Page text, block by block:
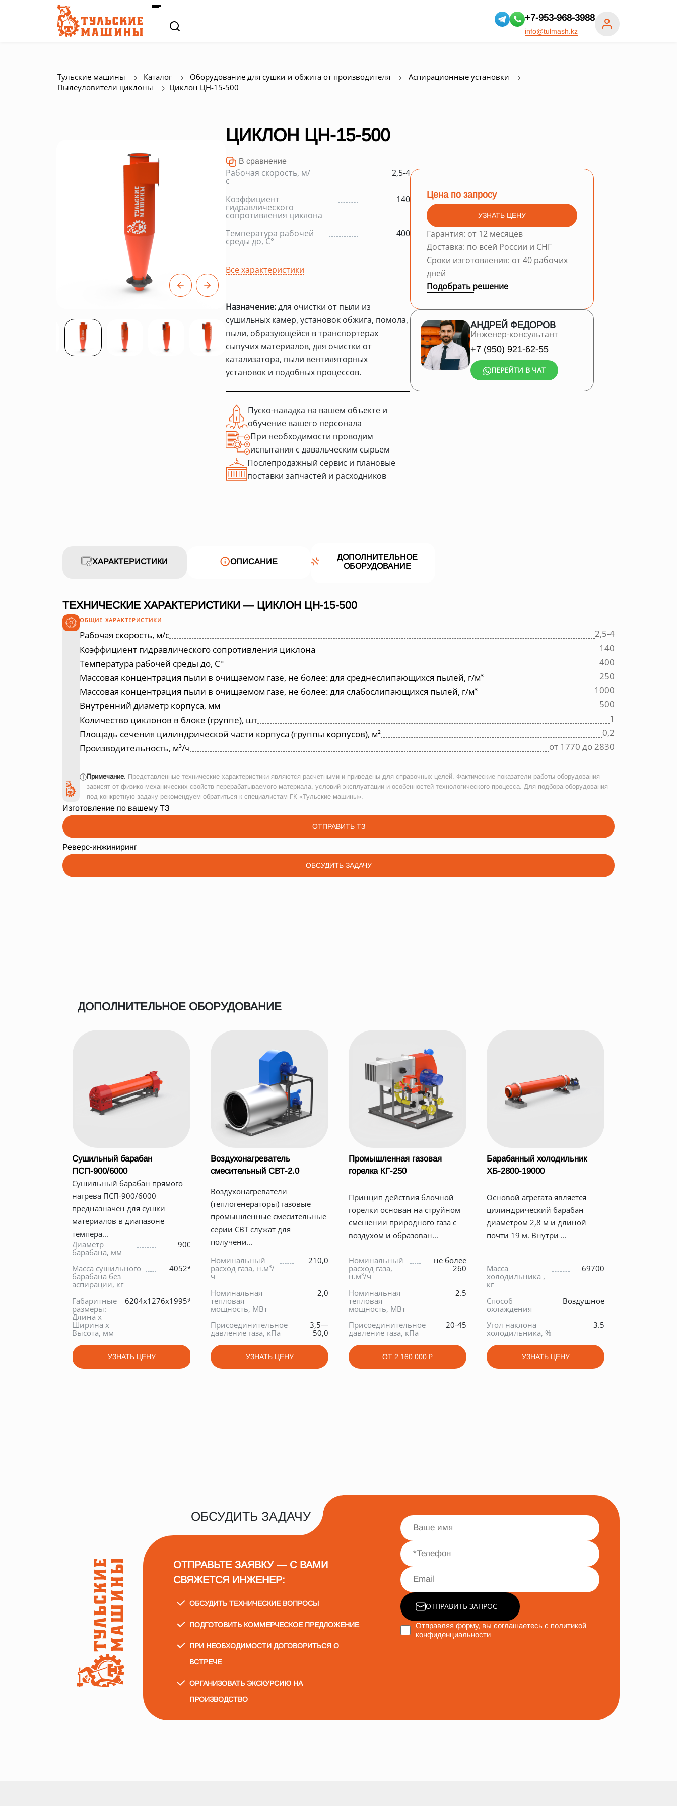
+7-953-968-3988
info@tulmash.kz
Тульские машины Каталог Оборудование для сушки и обжига от производителя
Аспирационные установки
Пылеуловители циклоны
Циклон ЦН-15-500
ЦИКЛОН ЦН-15-500
В сравнение
Рабочая скорость, м/
с
2,5-4
Коэффициент
гидравлического
сопротивления циклона
140
Температура рабочей
среды до, С°
400
Все характеристики
Назначение:для очистки от пыли из
сушильных камер, установок обжига, помола,
пыли, образующейся в транспортерах
сыпучих материалов, для очистки от
катализатора, пыли вентиляторных
установок и подобных процессов.
Пуско-наладка на вашем объекте и
обучение вашего персонала
При необходимости проводим
испытания с давальческим сырьем
Послепродажный сервис и плановые
поставки запчастей и расходников
Цена по запросу
УЗНАТЬ ЦЕНУ
Гарантия: от 12 месяцев
Доставка: по всей России и СНГ
Сроки изготовления: от 40 рабочих
дней
Подобрать решение
АНДРЕЙ ФЕДОРОВ
Инженер-консультант
+7 (950) 921-62-55
ПЕРЕЙТИ В ЧАТ
ХАРАКТЕРИСТИКИ ОПИСАНИЕ
ДОПОЛНИТЕЛЬНОЕ
ОБОРУДОВАНИЕ
ТЕХНИЧЕСКИЕ ХАРАКТЕРИСТИКИ — ЦИКЛОН ЦН-15-500
ОБЩИЕ ХАРАКТЕРИСТИКИ
Рабочая скорость, м/с
2,5-4
Коэффициент гидравлического сопротивления циклона
140
Температура рабочей среды до, С°
400
Массовая концентрация пыли в очищаемом газе, не более: для среднеслипающихся пылей, г/м³
250
Массовая концентрация пыли в очищаемом газе, не более: для слабослипающихся пылей, г/м³
1000
Внутренний диаметр корпуса, мм
500
Количество циклонов в блоке (группе), шт
1
Площадь сечения цилиндрической части корпуса (группы корпусов), м²
0,2
Производительность, м³/ч
от 1770 до 2830
ⓘПримечание. Представленные технические характеристики являются расчетными и приведены для справочных целей. Фактические показатели работы оборудования
зависят от физико-механических свойств перерабатываемого материала, условий эксплуатации и особенностей технологического процесса. Для подбора оборудования
под конкретную задачу рекомендуем обратиться к специалистам ГК «Тульские машины».
Изготовление по вашему ТЗ
ОТПРАВИТЬ ТЗ
Реверс-инжиниринг
ОБСУДИТЬ ЗАДАЧУ
ДОПОЛНИТЕЛЬНОЕ ОБОРУДОВАНИЕ
Сушильный барабан
ПСП-900/6000
Сушильный барабан прямого
нагрева ПСП-900/6000
предназначен для сушки
материалов в диапазоне
темпера...
Диаметр
барабана, мм
900
Масса сушильного
барабана без
аспирации, кг
4052*
Габаритные
размеры:
Длина х
Ширина х
Высота, мм
6204х1276х1995*
УЗНАТЬ ЦЕНУ
Воздухонагреватель
смесительный СВТ-2.0
Воздухонагреватели
(теплогенераторы) газовые
промышленные смесительные
серии СВТ служат для
получени...
Номинальный
расход газа, н.м³/
ч
210,0
Номинальная
тепловая
мощность, МВт
2,0
Присоединительное
давление газа, кПа
3,5—
50,0
УЗНАТЬ ЦЕНУ
Промышленная газовая
горелка КГ-250
Принцип действия блочной
горелки основан на струйном
смешении природного газа с
воздухом и образован...
Номинальный
расход газа,
н.м³/ч
не более
260
Номинальная
тепловая
мощность, МВт
2.5
Присоединительное
давление газа, кПа
20-45
ОТ 2 160 000 ₽
Барабанный холодильник
ХБ-2800-19000
Основой агрегата является
цилиндрический барабан
диаметром 2,8 м и длиной
почти 19 м. Внутри ...
Масса
холодильника ,
кг
69700
Способ
охлаждения
Воздушное
Угол наклона
холодильника, %
3.5
УЗНАТЬ ЦЕНУ
ОБСУДИТЬ ЗАДАЧУ
ОТПРАВЬТЕ ЗАЯВКУ — С ВАМИ
СВЯЖЕТСЯ ИНЖЕНЕР:
ОБСУДИТЬ ТЕХНИЧЕСКИЕ ВОПРОСЫ
ПОДГОТОВИТЬ КОММЕРЧЕСКОЕ ПРЕДЛОЖЕНИЕ
ПРИ НЕОБХОДИМОСТИ ДОГОВОРИТЬСЯ О
ВСТРЕЧЕ
ОРГАНИЗОВАТЬ ЭКСКУРСИЮ НА
ПРОИЗВОДСТВО
ОТПРАВИТЬ ЗАПРОС
Отправляя форму, вы соглашаетесь с политикой
конфиденциальности